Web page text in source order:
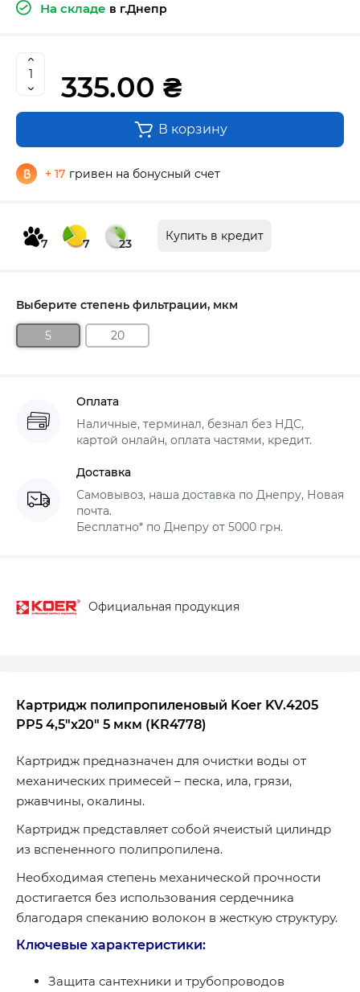
На складе в г.Днепр
335.00 ₴
В корзину
+ 17 гривен на бонусный счет
7 7 23
Купить в кредит
Выберите степень фильтрации, мкм
5 20
Оплата
Наличные, терминал, безнал без НДС,
картой онлайн, оплата частями, кредит.
Доставка
Самовывоз, наша доставка по Днепру, Новая
почта.
Бесплатно* по Днепру от 5000 грн.
Официальная продукция
Картридж полипропиленовый Koer KV.4205
PP5 4,5"x20" 5 мкм (KR4778)
Картридж предназначен для очистки воды от
механических примесей – песка, ила, грязи,
ржавчины, окалины.
Картридж представляет собой ячеистый цилиндр
из вспененного полипропилена.
Необходимая степень механической прочности
достигается без использования сердечника
благодаря спеканию волокон в жесткую структуру.
Ключевые характеристики:
Защита сантехники и трубопроводов